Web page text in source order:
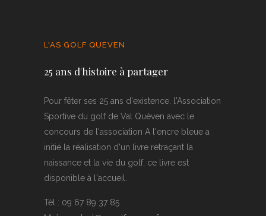
L'AS GOLF QUEVEN
25 ans d'histoire à partager
Pour fêter ses 25 ans d'existence, l'Association
Sportive du golf de Val Quéven avec le
concours de l'association A l'encre bleue a
initié la réalisation d'un livre retraçant la
naissance et la vie du golf, ce livre est
disponible à l'accueil.
Tél : 09 67 89 37 85